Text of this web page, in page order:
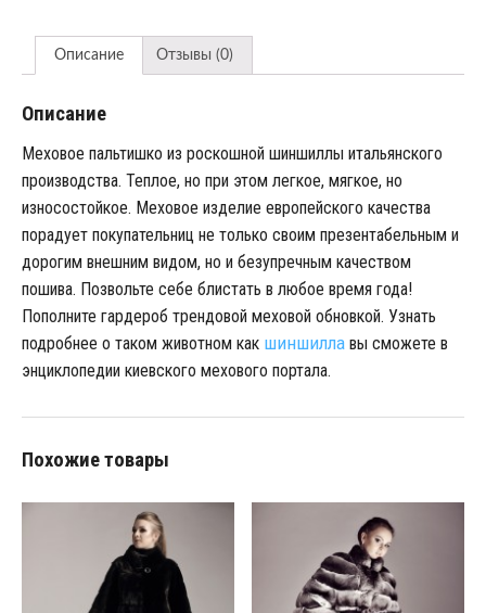
Описание Отзывы (0)
Описание
Меховое пальтишко из роскошной шиншиллы итальянского
производства. Теплое, но при этом легкое, мягкое, но
износостойкое. Меховое изделие европейского качества
порадует покупательниц не только своим презентабельным и
дорогим внешним видом, но и безупречным качеством
пошива. Позвольте себе блистать в любое время года!
Пополните гардероб трендовой меховой обновкой. Узнать
подробнее о таком животном как шиншиллавы сможете в
энциклопедии киевского мехового портала.
Похожие товары